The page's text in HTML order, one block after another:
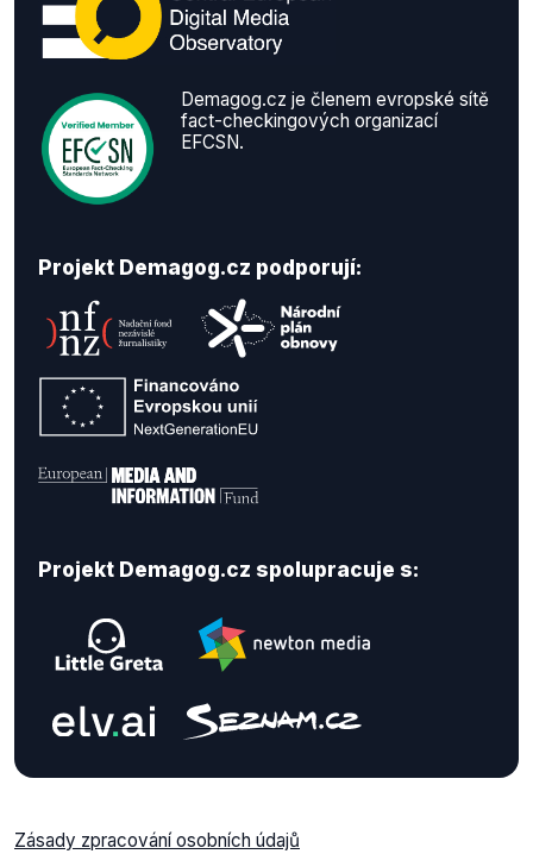
Demagog.cz je členem evropské sítě
fact-checkingových organizací
EFCSN.
Projekt Demagog.cz podporují:
Projekt Demagog.cz spolupracuje s:
Zásady zpracování osobních údajů